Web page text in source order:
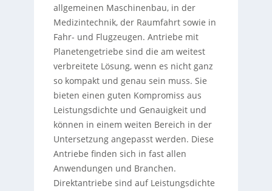
allgemeinen Maschinenbau, in der
Medizintechnik, der Raumfahrt sowie in
Fahr- und Flugzeugen. Antriebe mit
Planetengetriebe sind die am weitest
verbreitete Lösung, wenn es nicht ganz
so kompakt und genau sein muss. Sie
bieten einen guten Kompromiss aus
Leistungsdichte und Genauigkeit und
können in einem weiten Bereich in der
Untersetzung angepasst werden. Diese
Antriebe finden sich in fast allen
Anwendungen und Branchen.
Direktantriebe sind auf Leistungsdichte